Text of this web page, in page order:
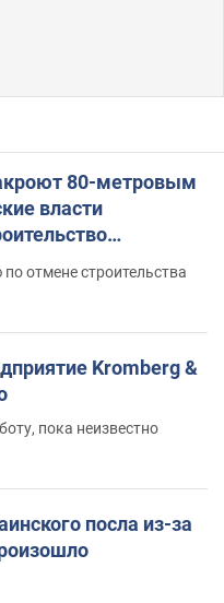
80-метровым
власти
отмене строительства
Kromberg &
пока неизвестно
посла из-за